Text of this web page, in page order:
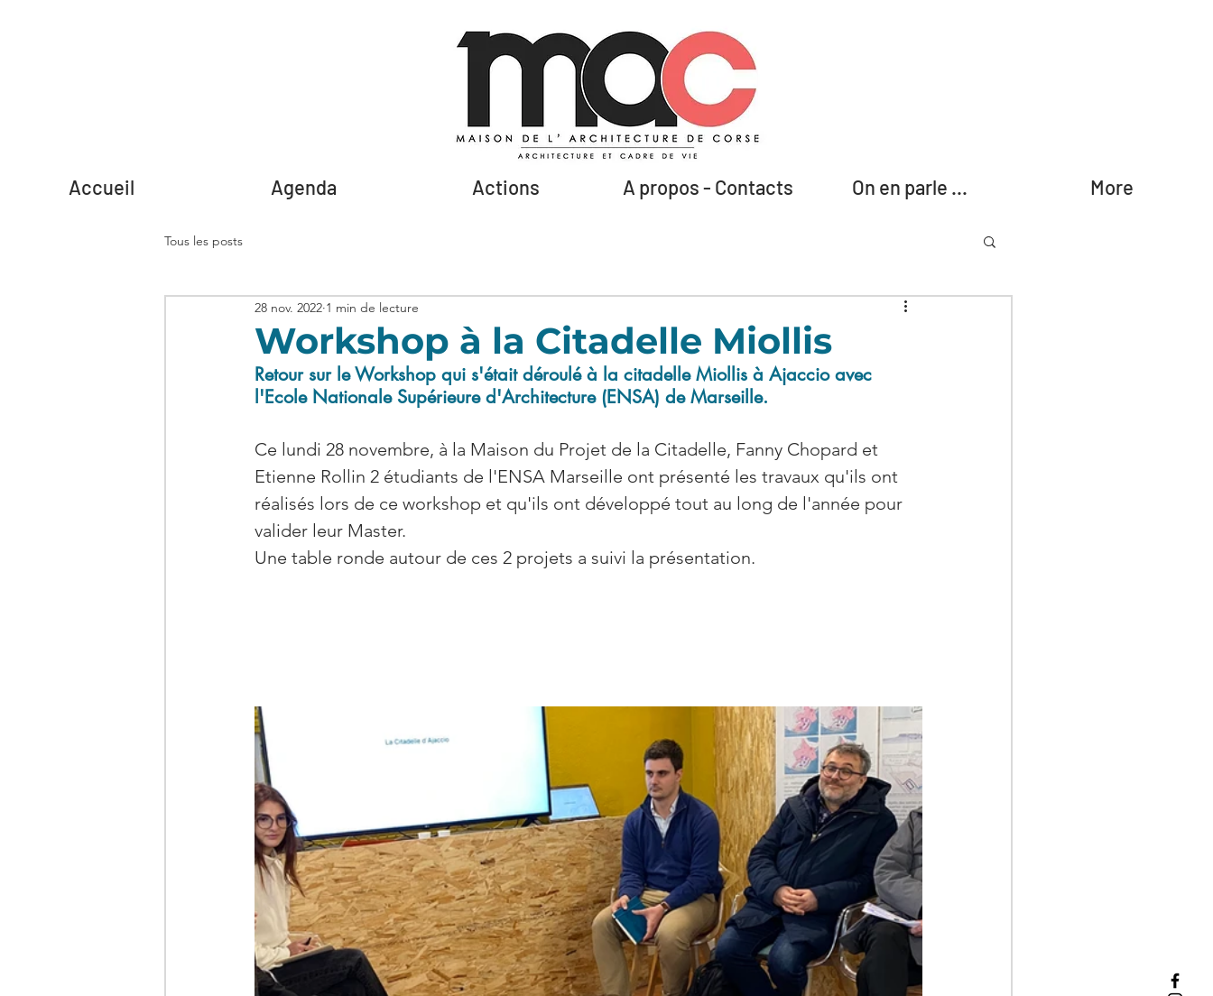
Accueil Agenda Actions A propos - Contacts On en parle ... More
Tous les posts
Workshop à la Citadelle Miollis
28 nov. 2022 1 min de lecture
Retour sur le Workshop qui s'était déroulé à la citadelle Miollis à Ajaccio avec
l'Ecole Nationale Supérieure d'Architecture (ENSA) de Marseille.
Ce lundi 28 novembre, à la Maison du Projet de la Citadelle, Fanny Chopard et
Etienne Rollin 2 étudiants de l'ENSA Marseille ont présenté les travaux qu'ils ont
réalisés lors de ce workshop et qu'ils ont développé tout au long de l'année pour
valider leur Master.
Une table ronde autour de ces 2 projets a suivi la présentation.